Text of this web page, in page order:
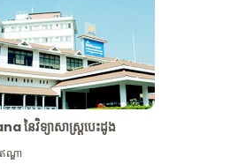
នៃវិទ្យាសាស្រ្តបេះដូង
ណ្ឌា